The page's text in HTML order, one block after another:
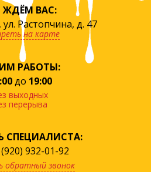
ВАС:
Растопчина, д. 47
на карте
РАБОТЫ:
до 19:00
выходных
перерыва
932-01-92
обратный звонок